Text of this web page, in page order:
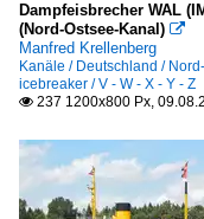
Dampfeisbrecher WAL
(Nord-Ostsee-Kanal) 
Manfred Krellenberg
Kanäle / Deutschland /
icebreaker / V - W - X - Y - Z
 237 1200x800 Px,